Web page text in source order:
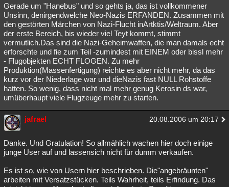
Gerade um "Hanebus" und so gehts ja, das ist vollkommener
Unsinn, denirgendwelche Neo-Nazis ERFANDEN. Zusammen mit
den gestörten Märchen von Nazi-Flucht inArtktis/Weltraum. Aber
der erste Bereich, bis wieder viel Teyt kommt, stimmt
vermutlich.Das sind die Nazi-Geheimwaffen, die man damals echt
erforschte und fie zum Teil -zumindest mit EINEM oder bissl mehr
- Flugobjekten ECHT FLOGEN. Zu mehr
Produktion(Massenfertigung) reichte es aber nicht mehr, da das
kurz vor der Niederlage war und dieNazis fast NULL Rohstoffe
hatten. So wenig, dass nicht mal mehr genug Kerosin ds war,
umüberhaupt viele Flugzeuge mehr zu starten.
jafrael 20.08.2006 um 20:17
Danke. Und Gratulation! So allmählich wachen hier doch einige
junge User auf und lassensich nicht für dumm verkaufen.
Es ist so, wie von Usern hier beschrieben. Die"angebräunten"
arbeiten mit Versatzstücken. Teils Wahrheit, teils Erfindung. Das